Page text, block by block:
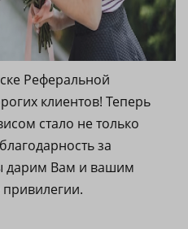
Реферальной
клиентов! Теперь
стало не только
за
дарим Вам и вашим